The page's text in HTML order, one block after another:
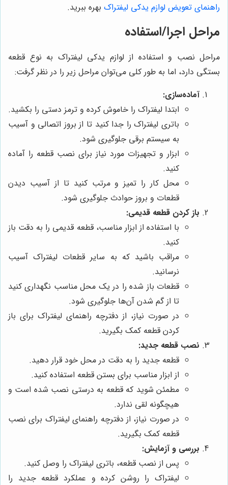
راهنمای تعویض لوازم یدکی لیفتراک بهره ببرید.
مراحل اجرا/استفاده
مراحل نصب و استفاده از لوازم یدکی لیفتراک به نوع قطعه
بستگی دارد، اما به طور کلی می‌توان مراحل زیر را در نظر گرفت:
آماده‌سازی:
ابتدا لیفتراک را خاموش کرده و ترمز دستی را بکشید.
باتری لیفتراک را جدا کنید تا از بروز اتصالی و آسیب
به سیستم برقی جلوگیری شود.
ابزار و تجهیزات مورد نیاز برای نصب قطعه را آماده
کنید.
محل کار را تمیز و مرتب کنید تا از آسیب دیدن
قطعات و بروز حوادث جلوگیری شود.
باز کردن قطعه قدیمی:
با استفاده از ابزار مناسب، قطعه قدیمی را به دقت باز
کنید.
مراقب باشید که به سایر قطعات لیفتراک آسیب
نرسانید.
قطعات باز شده را در یک محل مناسب نگهداری کنید
تا از گم شدن آن‌ها جلوگیری شود.
در صورت نیاز، از دفترچه راهنمای لیفتراک برای باز
کردن قطعه کمک بگیرید.
نصب قطعه جدید:
قطعه جدید را به دقت در محل خود قرار دهید.
از ابزار مناسب برای بستن قطعه استفاده کنید.
مطمئن شوید که قطعه به درستی نصب شده است و
هیچگونه لقی ندارد.
در صورت نیاز، از دفترچه راهنمای لیفتراک برای نصب
قطعه کمک بگیرید.
بررسی و آزمایش:
پس از نصب قطعه، باتری لیفتراک را وصل کنید.
لیفتراک را روشن کرده و عملکرد قطعه جدید را